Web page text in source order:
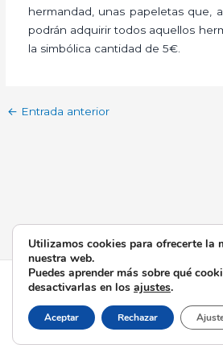
hermandad, unas papeletas que,
podrán adquirir todos aquellos
la simbólica cantidad de 5€.
← Entrada anterior
Todos los derechos © 2026
gracias aTema Astra para
Utilizamos cookies para ofrecerte la
nuestra web.
Puedes aprender más sobre qué
desactivarlas en los ajustes.
Aceptar Rechazar